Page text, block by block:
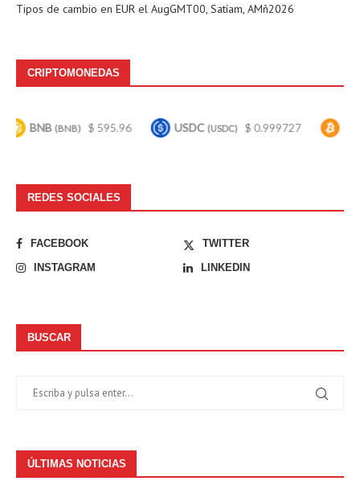
Tipos de cambio en EUR el AugGMT00, Satíam, AMñ2026
CRIPTOMONEDAS
(BNB) $ 595.96 USDC(USDC) $ 0.999727 Bitcoin
REDES SOCIALES
FACEBOOK
TWITTER
INSTAGRAM
LINKEDIN
BUSCAR
ÚLTIMAS NOTICIAS